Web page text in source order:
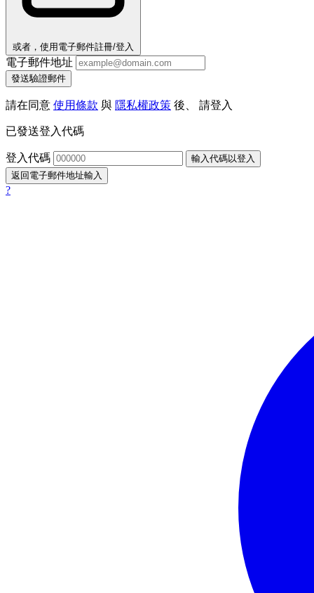
或者，使用電子郵件註冊/登入
電子郵件地址
發送驗證郵件
請在同意 使用條款 與 隱私權政策 後、 請登入
已發送登入代碼
登入代碼
輸入代碼以登入
返回電子郵件地址輸入
?